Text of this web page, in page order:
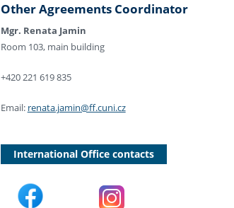
Other Agreements Coordinator
Mgr. Renata Jamin
Room 103, main building
+420 221 619 835
Email: renata.jamin@ff.cuni.cz
International Office contacts